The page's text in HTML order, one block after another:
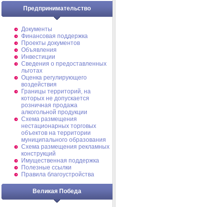
Предпринимательство
Документы
Финансовая поддержка
Проекты документов
Объявления
Инвестиции
Сведения о предоставленных
льготах
Оценка регулирующего
воздействия
Границы территорий, на
которых не допускается
розничная продажа
алкогольной продукции
Схема размещения
нестационарных торговых
объектов на территории
муниципального образования
Схема размещения рекламных
конструкций
Имущественная поддержка
Полезные ссылки
Правила благоустройства
Великая Победа